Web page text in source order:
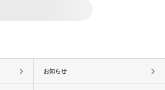
お知らせ